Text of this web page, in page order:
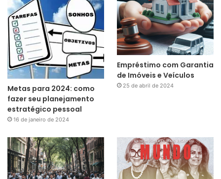
Metas para 2024: como
fazer seu planejamento
estratégico pessoal
16 de janeiro de 2024
Empréstimo com Garantia
de Imóveis e Veículos
25 de abril de 2024